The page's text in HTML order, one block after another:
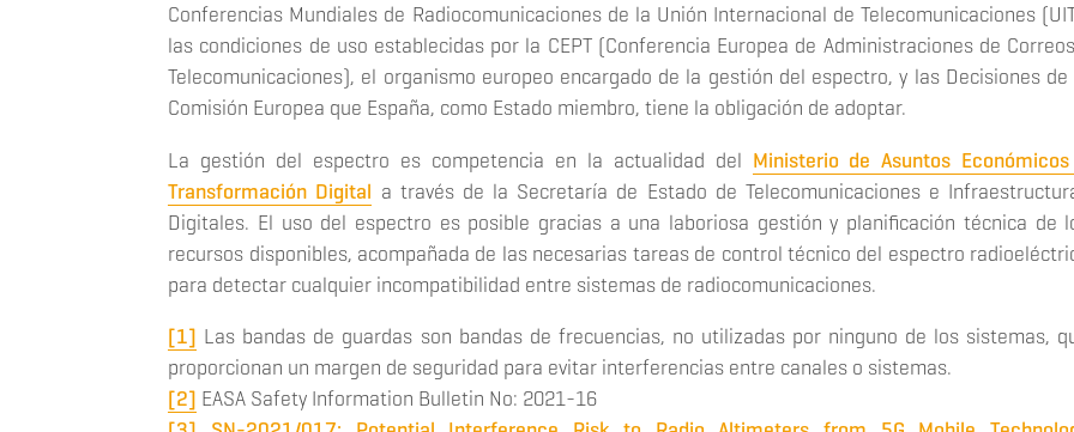
Conferencias Mundiales de Radiocomunicaciones de la Unión Internacional de Telecomunicaciones
las condiciones de uso establecidas por la CEPT (Conferencia Europea de Administraciones de
Telecomunicaciones), el organismo europeo encargado de la gestión del espectro, y las Decisiones de
Comisión Europea que España, como Estado miembro, tiene la obligación de adoptar.
La gestión del espectro es competencia en la actualidad del Ministerio de Asuntos
Transformación Digital a través de la Secretaría de Estado de Telecomunicaciones e
Digitales. El uso del espectro es posible gracias a una laboriosa gestión y planificación técnica de
recursos disponibles, acompañada de las necesarias tareas de control técnico del espectro
para detectar cualquier incompatibilidad entre sistemas de radiocomunicaciones.
[1] Las bandas de guardas son bandas de frecuencias, no utilizadas por ninguno de los sistemas,
proporcionan un margen de seguridad para evitar interferencias entre canales o sistemas.
[2] EASA Safety Information Bulletin No: 2021-16